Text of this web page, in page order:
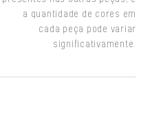
a quantidade de cores em
cada peça pode variar
significativamente.